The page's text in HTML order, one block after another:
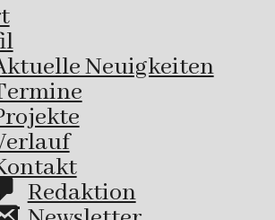
Neuigkeiten
Redaktion